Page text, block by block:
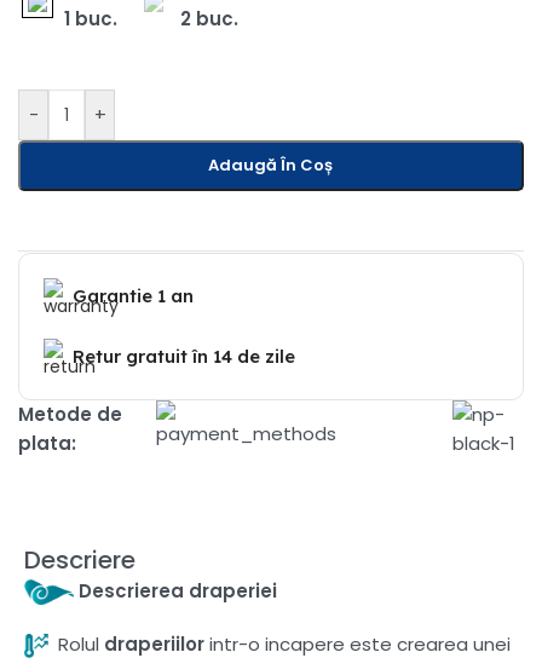
1 buc. 2 buc.
- +
Adaugă În Coș
Garantie 1 an
Retur gratuit în 14 de zile
Metode de
plata:
Descriere
Descrierea draperiei
Rolul draperiilorintr-o incapere este crearea unei